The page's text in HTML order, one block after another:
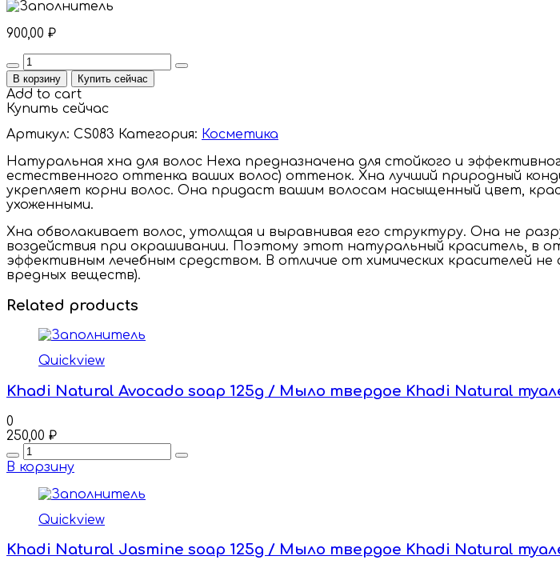
900,00 ₽
Quantity
В корзину Купить сейчас
Add to cart
Купить сейчас
Артикул: CS083 Категория: Косметика
Натуральная хна для волос Неха предназначена для стойкого и
естественного оттенка ваших волос) оттенок. Хна лучший природный
укрепляет корни волос. Она придаст вашим волосам насыщенный цвет,
ухоженными.
Хна обволакивает волос, утолщая и выравнивая его структуру. Она не
воздействия при окрашивании. Поэтому этот натуральный краситель, в
эффективным лечебным средством. В отличие от химических красителей
вредных веществ).
Related products
Quickview
Khadi Natural Avocado soap 125g / Мыло твердое Khadi Natural
0
250,00 ₽
Quantity
В корзину
Quickview
Khadi Natural Jasmine soap 125g / Мыло твердое Khadi Natural